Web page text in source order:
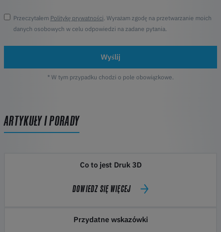
Przeczytałem Politykę prywatności . Wyrażam zgodę na przetwarzanie moich
danych osobowych w celu odpowiedzi na zadane pytania.
Wyślij
* W tym przypadku chodzi o pole obowiązkowe.
ARTYKUŁY I PORADY
Co to jest Druk 3D
DOWIEDZ SIĘ WIĘCEJ
Przydatne wskazówki